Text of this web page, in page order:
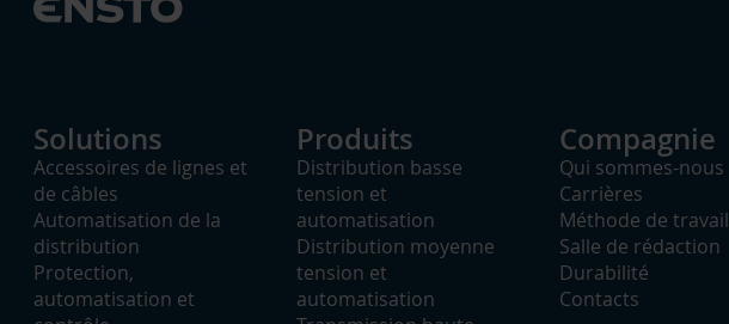
Solutions
Accessoires de lignes et
de câbles
Automatisation de la
distribution
Protection,
automatisation et
Produits
Distribution basse
tension et
automatisation
Distribution moyenne
tension et
automatisation
Compagnie
Qui sommes-nous
Carrières
Méthode de travail
Salle de rédaction
Durabilité
Contacts